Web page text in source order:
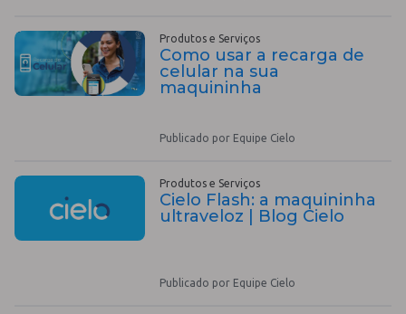
Produtos e Serviços
Como usar a recarga de
celular na sua
maquininha
Publicado por Equipe Cielo
Produtos e Serviços
Cielo Flash: a maquininha
ultraveloz | Blog Cielo
Publicado por Equipe Cielo